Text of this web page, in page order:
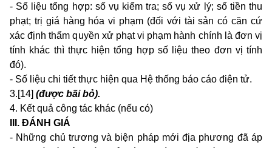
- Số liệu tổng hợp: số vụ kiểm tra; số vụ xử lý; số tiền thu
phạt; trị giá hàng hóa vi phạm (đối với tài sản có căn cứ
xác định thẩm quyền xử phạt vi phạm hành chính là đơn vị
tính khác thì thực hiện tổng hợp số liệu theo đơn vị tính
đó).
- Số liệu chi tiết thực hiện qua Hệ thống báo cáo điện tử.
3.[14] (được bãi bỏ).
4. Kết quả công tác khác (nếu có)
III. ĐÁNH GIÁ
- Những chủ trương và biện pháp mới địa phương đã áp